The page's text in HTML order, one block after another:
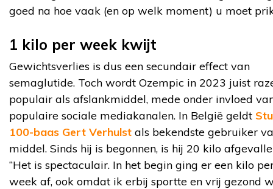
goed na hoe vaak (en op welk moment) u moet
1 kilo per week kwijt
Gewichtsverlies is dus een secundair effect van
semaglutide. Toch wordt Ozempic in 2023 juist
populair als afslankmiddel, mede onder invloed
populaire sociale mediakanalen. In België geldt
100-baas Gert Verhulst als bekendste gebruiker
middel. Sinds hij is begonnen, is hij 20 kilo
“Het is spectaculair. In het begin ging er een kilo
week af, ook omdat ik erbij sportte en vrij gezond